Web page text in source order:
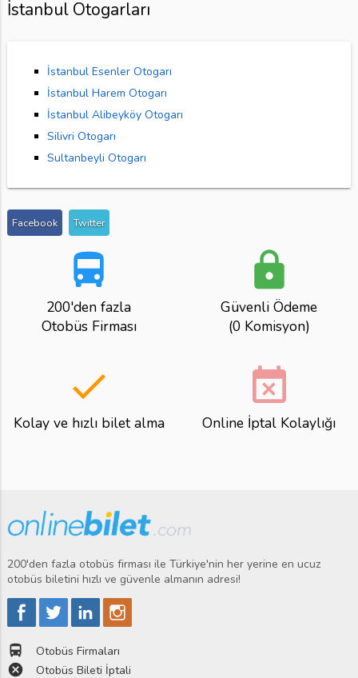
İstanbul Otogarları
İstanbul Esenler Otogarı
İstanbul Harem Otogarı
İstanbul Alibeyköy Otogarı
Silivri Otogarı
Sultanbeyli Otogarı
Facebook Twitter
directions_bus
200'den fazla
Otobüs Firması
lock
Güvenli Ödeme
(0 Komisyon)
done
Kolay ve hızlı bilet alma
event_busy
Online İptal Kolaylığı
200'den fazla otobüs firması ile Türkiye'nin her yerine en ucuz
otobüs biletini hızlı ve güvenle almanın adresi!
directions_bus Otobüs Firmaları
cancel Otobüs Bileti İptali